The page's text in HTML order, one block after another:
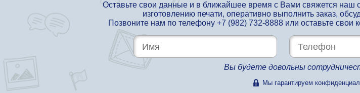
Оставьте свои данные и в ближайшее время с Вами свяжется наш
изготовлению печати, оперативно выполнить заказ,
Позвоните нам по телефону +7 (982) 732-8888или оставьте свои
Вы будете довольны
Мы гарантируем